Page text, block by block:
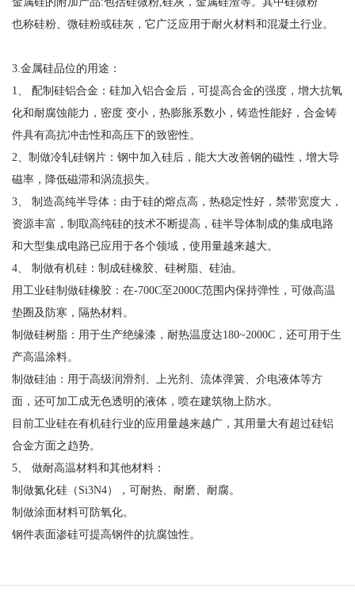
也称硅粉、微硅粉或硅灰，它广泛应用于耐火材料和混凝土行业。
3.金属硅品位的用途：
1、 配制硅铝合金：硅加入铝合金后，可提高合金的强度，增大抗氧
化和耐腐蚀能力，密度 变小，热膨胀系数小，铸造性能好，合金铸
件具有高抗冲击性和高压下的致密性。
2、制做冷轧硅钢片：钢中加入硅后，能大大改善钢的磁性，增大导
磁率，降低磁滞和涡流损失。
3、 制造高纯半导体：由于硅的熔点高，热稳定性好，禁带宽度大，
资源丰富，制取高纯硅的技术不断提高，硅半导体制成的集成电路
和大型集成电路已应用于各个领域，使用量越来越大。
4、 制做有机硅：制成硅橡胶、硅树脂、硅油。
用工业硅制做硅橡胶：在-700C至2000C范围内保持弹性，可做高温
垫圈及防寒，隔热材料。
制做硅树脂：用于生产绝缘漆，耐热温度达180~2000C，还可用于生
产高温涂料。
制做硅油：用于高级润滑剂、上光剂、流体弹簧、介电液体等方
面，还可加工成无色透明的液体，喷在建筑物上防水。
目前工业硅在有机硅行业的应用量越来越广，其用量大有超过硅铝
合金方面之趋势。
5、 做耐高温材料和其他材料：
制做氮化硅（Si3N4），可耐热、耐磨、耐腐。
制做涂面材料可防氧化。
钢件表面渗硅可提高钢件的抗腐蚀性。